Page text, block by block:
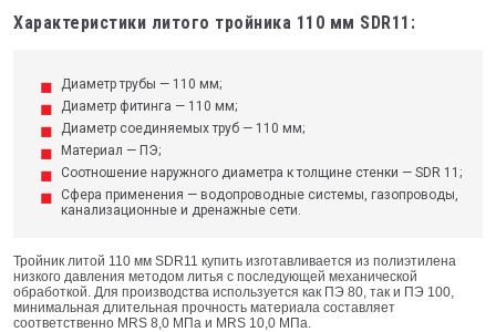
Характеристики литого тройника 110 мм SDR11:
Диаметр трубы — 110 мм;
Диаметр фитинга — 110 мм;
Диаметр соединяемых труб — 110 мм;
Материал — ПЭ;
Соотношение наружного диаметра к толщине стенки — SDR 11;
Сфера применения — водопроводные системы, газопроводы,
канализационные и дренажные сети.
Тройник литой 110 мм SDR11 купить изготавливается из полиэтилена
низкого давления методом литья с последующей механической
обработкой. Для производства используется как ПЭ 80, так и ПЭ 100,
минимальная длительная прочность материала составляет
соответственно MRS 8,0 МПа и MRS 10,0 МПа.